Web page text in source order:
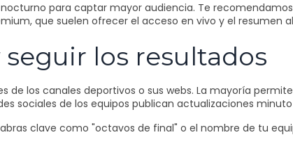
para captar mayor audiencia. Te
que suelen ofrecer el acceso en vivo y el resumen
los resultados
de los canales deportivos o sus webs. La mayoría
sociales de los equipos publican actualizaciones
clave como "octavos de final" o el nombre de tu